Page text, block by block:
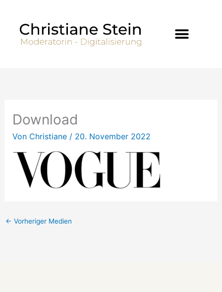
springen
Download
Von Christiane / 20. November 2022
← Vorheriger Medien